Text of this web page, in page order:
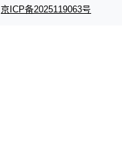
京ICP备2025119063号